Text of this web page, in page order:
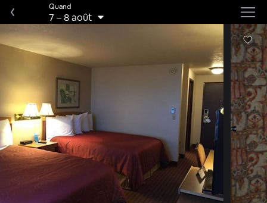
Quand
7 –8 août